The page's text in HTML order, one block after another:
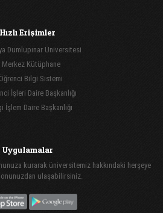
Hızlı Erişimler
Dumlupınar Üniversitesi
Merkez Kütüphane
Öğrenci Bilgi Sistemi
İşleri Daire Başkanlığı
İşlem Daire Başkanlığı
Uygulamalar
kurarak üniversitemiz hakkındaki herşeye
ulaşabilirsiniz.